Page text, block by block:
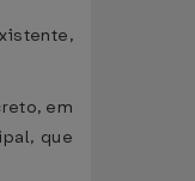
em
que